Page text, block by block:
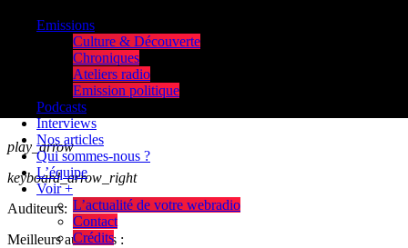
play_arrow
keyboard_arrow_right
Auditeurs:
Meilleurs auditeurs :
Emissions
Culture & Découverte
Chroniques
Ateliers radio
Emission politique
Podcasts
Interviews
Nos articles
Qui sommes-nous ?
L’équipe
Voir +
L’actualité de votre webradio
Contact
Crédits